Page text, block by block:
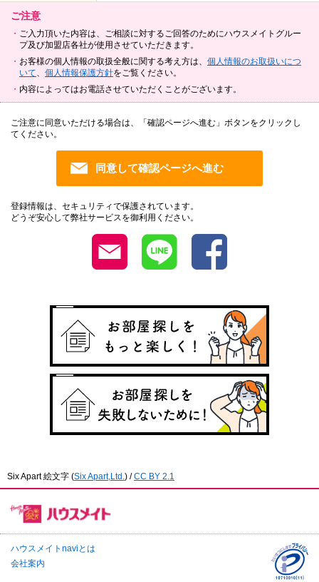
ご注意
ご入力頂いた内容は、ご相談に対するご回答のためにハウスメイトグルー
プ及び加盟店各社が使用させていただきます。
お客様の個人情報の取扱全般に関する考え方は、 個人情報のお取扱いにつ
いて
個人情報保護方針をご覧ください。
内容によってはお電話させていただくことがございます。
ご注意に同意いただける場合は、「確認ページへ進む」ボタンをクリックし
てください。
登録情報は、セキュリティで保護されています。
どうぞ安心して弊社サービスを御利用ください。
Six Apart 絵文字 (Six Apart,Ltd. ) /CC BY 2.1
ハウスメイトnaviとは
会社案内